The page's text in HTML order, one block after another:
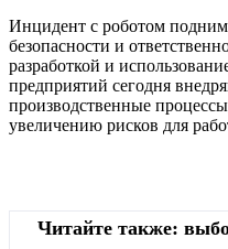
Инцидент с роботом
безопасности и
разработкой и
предприятий сегодня
производственные
увеличению рисков для
Читайте также: